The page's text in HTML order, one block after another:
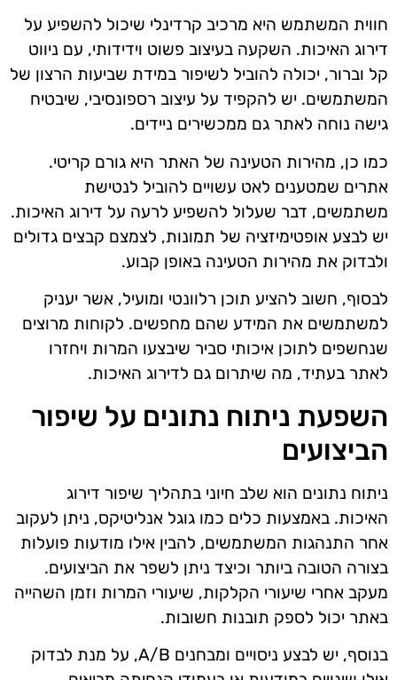
חווית המשתמש היא מרכיב קרדינלי שיכול להשפיע על
דירוג האיכות. השקעה בעיצוב פשוט וידידותי, עם ניווט
קל וברור, יכולה להוביל לשיפור במידת שביעות הרצון של
המשתמשים. יש להקפיד על עיצוב רספונסיבי, שיבטיח
גישה נוחה לאתר גם ממכשירים ניידים.
כמו כן, מהירות הטעינה של האתר היא גורם קריטי.
אתרים שמטענים לאט עשויים להוביל לנטישת
משתמשים, דבר שעלול להשפיע לרעה על דירוג האיכות.
יש לבצע אופטימיזציה של תמונות, לצמצם קבצים גדולים
ולבדוק את מהירות הטעינה באופן קבוע.
לבסוף, חשוב להציע תוכן רלוונטי ומועיל, אשר יעניק
למשתמשים את המידע שהם מחפשים. לקוחות מרוצים
שנחשפים לתוכן איכותי סביר שיבצעו המרות ויחזרו
לאתר בעתיד, מה שיתרום גם לדירוג האיכות.
השפעת ניתוח נתונים על שיפור
הביצועים
ניתוח נתונים הוא שלב חיוני בתהליך שיפור דירוג
האיכות. באמצעות כלים כמו גוגל אנליטיקס, ניתן לעקוב
אחר התנהגות המשתמשים, להבין אילו מודעות פועלות
בצורה הטובה ביותר וכיצד ניתן לשפר את הביצועים.
מעקב אחרי שיעורי הקלקות, שיעורי המרות וזמן השהייה
באתר יכול לספק תובנות חשובות.
בנוסף, יש לבצע ניסויים ומבחנים A/B, על מנת לבדוק